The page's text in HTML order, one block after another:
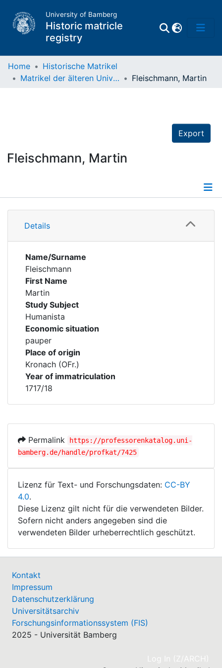
University of Bamberg
Historic matricle
registry
Home
Historische Matrikel
Matrikel der älteren Universität
Fleischmann, Martin
Export
Fleischmann, Martin
Details
Details
Name/Surname
Fleischmann
First Name
Martin
Study Subject
Humanista
Economic situation
pauper
Place of origin
Kronach (OFr.)
Year of immatriculation
1717/18
Permalink
https://professorenkatalog.uni-
bamberg.de/handle/profkat/7425
Lizenz für Text- und Forschungsdaten: CC-BY
4.0.
Diese Lizenz gilt nicht für die verwendeten Bilder.
Sofern nicht anders angegeben sind die
verwendeten Bilder urheberrechtlich geschützt.
Kontakt
Impressum
Datenschutzerklärung
Universitätsarchiv
Forschungsinformationssystem (FIS)
2025 - Universität Bamberg
Log In (Z/ARCH)